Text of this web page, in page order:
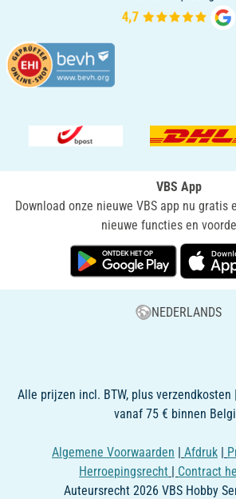
VBS App
Download onze nieuwe VBS app nu gratis
nieuwe functies en
NEDERLANDS
Alle prijzen incl. BTW, plus
vanaf 75 € binnen
Algemene Voorwaarden | Afdruk |
Herroepingsrecht | Contract
Auteursrecht 2026 VBS Hobby